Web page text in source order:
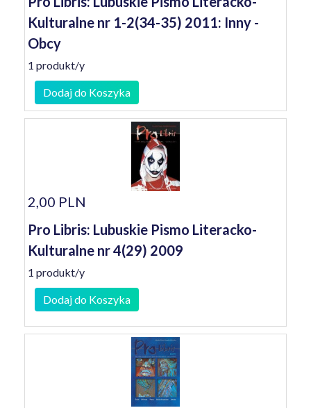
Kulturalne nr 1-2(34-35) 2011: Inny -
Obcy
1 produkt/y
Dodaj do Koszyka
2,00 PLN
Pro Libris: Lubuskie Pismo Literacko-
Kulturalne nr 4(29) 2009
1 produkt/y
Dodaj do Koszyka